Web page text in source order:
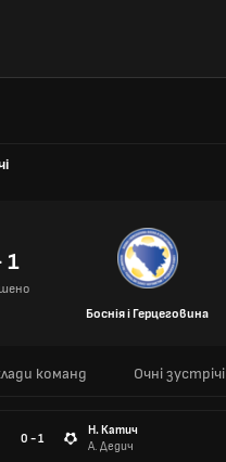
1
Боснія і Герцеговина
команд Очні зустрічі
0 - 1
Н. Катич
А. Дедич